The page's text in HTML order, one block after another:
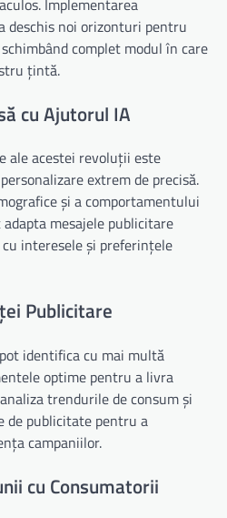
deschis noi orizonturi pentru
complet modul în care
țintă.
cu Ajutorul IA
ale acestei revoluții este
extrem de precisă.
și a comportamentului
mesajele publicitare
interesele și preferințele
Publicitare
identifica cu mai multă
optime pentru a livra
trendurile de consum și
de publicitate pentru a
campaniilor.
cu Consumatorii